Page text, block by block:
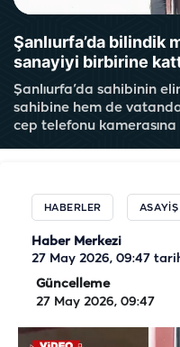
Şanlıurfa’da bilindik
sanayiyi birbirine
Şanlıurfa’da sahibinin
sahibine hem de
cep telefonu kamerasına
HABERLER ASAYIŞ
Haber Merkezi
27 May 2026, 09:47
Güncelleme
27 May 2026, 09:47